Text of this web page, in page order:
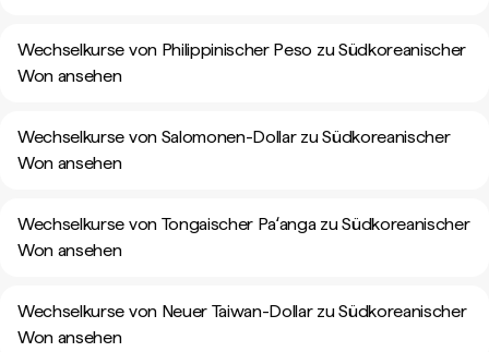
Wechselkurse von Philippinischer Peso zu Südkoreanischer
Won ansehen
Wechselkurse von Salomonen-Dollar zu Südkoreanischer
Won ansehen
Wechselkurse von Tongaischer Paʻanga zu Südkoreanischer
Won ansehen
Wechselkurse von Neuer Taiwan-Dollar zu Südkoreanischer
Won ansehen